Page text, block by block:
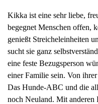
Kikka ist eine sehr liebe,
begegnet Menschen offen,
genießt Streicheleinheiten
sucht sie ganz
eine feste Bezugsperson
einer Familie sein. Von
Das Hunde-ABC und die
noch Neuland. Mit anderen